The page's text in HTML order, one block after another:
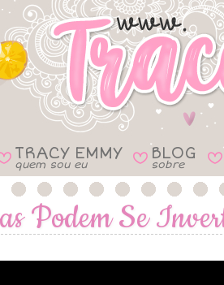
TRACY EMMY
quem sou eu B BLOG
sobre B
Podem Se